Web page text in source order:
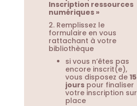
Inscription ressources
numériques »
Remplissez le
formulaire en vous
rattachant à votre
bibliothèque
si vous n’êtes pas
encore inscrit(e),
vous disposez de 15
jourspour finaliser
votre inscription sur
place